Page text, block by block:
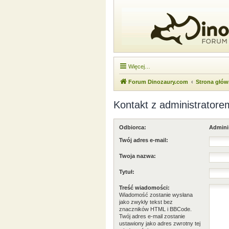
Więcej…
Forum Dinozaury.com Strona
Kontakt z
Odbiorca:
Twój adres e-mail:
Twoja nazwa:
Tytuł:
Treść wiadomości:
Wiadomość zostanie wysłana
jako zwykły tekst bez
znaczników HTML i BBCode.
Twój adres e-mail zostanie
ustawiony jako adres zwrotny tej